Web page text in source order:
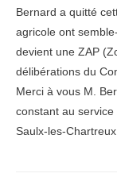
Bernard a quitté
agricole ont
devient une ZAP
délibérations du
Merci à vous M.
constant au
Saulx-les-